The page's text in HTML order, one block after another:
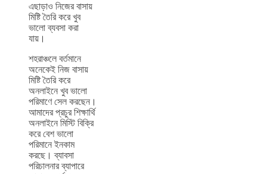
এছাড়াও নিজের বাসায়
মিষ্টি তৈরি করে খুব
ভালো ব্যবসা করা
যায়।
শহরাঞ্চলে বর্তমানে
অনেকেই নিজ বাসায়
মিষ্টি তৈরি করে
অনলাইনে খুব ভালো
পরিমাণে সেল করছেন।
আমাদের প্রচুর শিক্ষার্থি
অনলাইনে মিস্টি বিক্রি
করে বেশ ভালো
পরিমানে ইনকাম
করছে। ব্যাবসা
পরিচালনার ব্যাপারে